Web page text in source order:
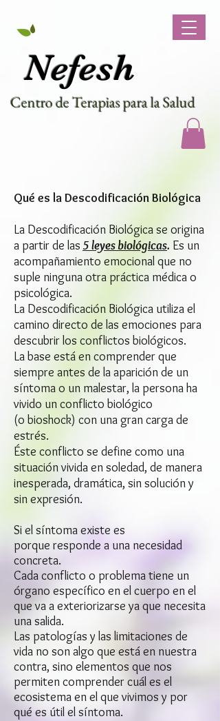
Nefesh
Centro de Terapias para la Salud
Qué es la Descodificación Biológica
La Descodificación Biológica se origina
a partir de las 5 leyes biológicas. Es un
acompañamiento emocional que no
suple ninguna otra práctica médica o
psicológica.
La Descodificación Biológica utiliza el
camino directo de las emociones para
descubrir los conflictos biológicos.
La base está en comprender que
siempre antes de la aparición de un
síntoma o un malestar, la persona ha
vivido un conflicto biológico
(o bioshock) con una gran carga de
estrés.
Éste conflicto se define como una
situación vivida en soledad, de manera
inesperada, dramática, sin solución y
sin expresión.
Si el síntoma existe es
porque responde a una necesidad
concreta.
Cada conflicto o problema tiene un
órgano específico en el cuerpo en el
que va a exteriorizarse ya que necesita
una salida.
Las patologías y las limitaciones de
vida no son algo que está en nuestra
contra, sino elementos que nos
permiten comprender cuál es el
ecosistema en el que vivimos y por
qué es útil el síntoma.